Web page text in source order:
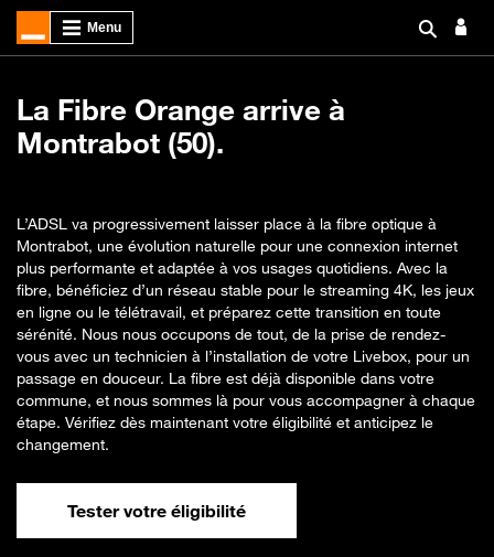
La Fibre Orange arrive à
Montrabot (50).
L’ADSL va progressivement laisser place à la fibre optique à
Montrabot, une évolution naturelle pour une connexion internet
plus performante et adaptée à vos usages quotidiens. Avec la
fibre, bénéficiez d’un réseau stable pour le streaming 4K, les jeux
en ligne ou le télétravail, et préparez cette transition en toute
sérénité. Nous nous occupons de tout, de la prise de rendez-
vous avec un technicien à l’installation de votre Livebox, pour un
passage en douceur. La fibre est déjà disponible dans votre
commune, et nous sommes là pour vous accompagner à chaque
étape. Vérifiez dès maintenant votre éligibilité et anticipez le
changement.
Tester votre éligibilité